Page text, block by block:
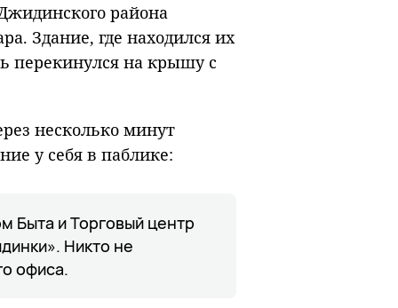
района
Здание, где находился их
перекинулся на крышу с
несколько минут
у себя в паблике:
Быта и Торговый центр
Никто не
офиса.